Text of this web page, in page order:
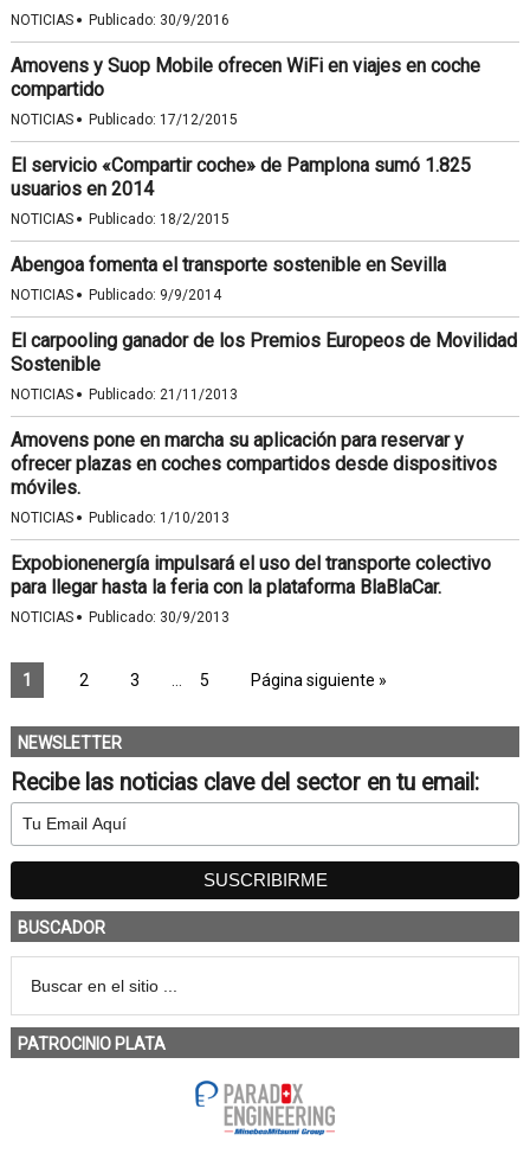
NOTICIAS · Publicado: 30/9/2016
Amovens y Suop Mobile ofrecen WiFi en viajes en coche
compartido
NOTICIAS · Publicado: 17/12/2015
El servicio «Compartir coche» de Pamplona sumó 1.825
usuarios en 2014
NOTICIAS · Publicado: 18/2/2015
Abengoa fomenta el transporte sostenible en Sevilla
NOTICIAS · Publicado: 9/9/2014
El carpooling ganador de los Premios Europeos de Movilidad
Sostenible
NOTICIAS · Publicado: 21/11/2013
Amovens pone en marcha su aplicación para reservar y
ofrecer plazas en coches compartidos desde dispositivos
móviles.
NOTICIAS · Publicado: 1/10/2013
Expobionenergía impulsará el uso del transporte colectivo
para llegar hasta la feria con la plataforma BlaBlaCar.
NOTICIAS · Publicado: 30/9/2013
1 2 3 5 Página siguiente »
NEWSLETTER
Recibe las noticias clave del sector en tu email:
BUSCADOR
PATROCINIO PLATA